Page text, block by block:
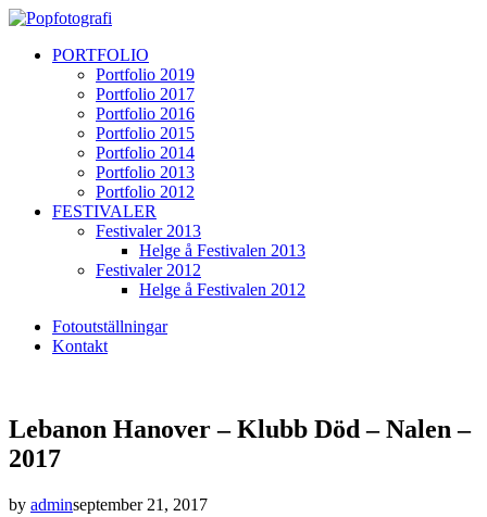
PORTFOLIO
Portfolio 2019
Portfolio 2017
Portfolio 2016
Portfolio 2015
Portfolio 2014
Portfolio 2013
Portfolio 2012
FESTIVALER
Festivaler 2013
Helge å Festivalen 2013
Festivaler 2012
Helge å Festivalen 2012
Fotoutställningar
Kontakt
Lebanon Hanover – Klubb Död – Nalen –
2017
by adminseptember 21, 2017